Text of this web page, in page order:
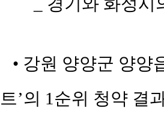
• 강원 양양군 양양
트’의 1순위 청약 결